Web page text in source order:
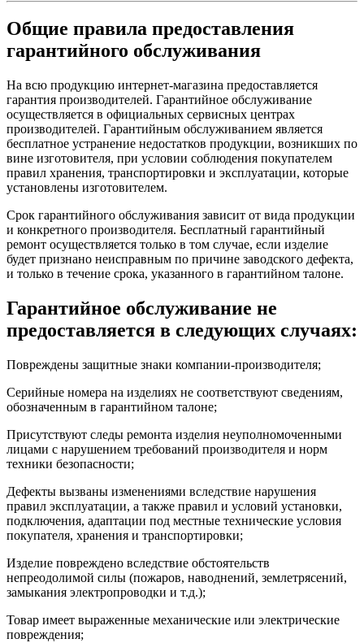
Общие правила предоставления
гарантийного обслуживания
На всю продукцию интернет-магазина предоставляется
гарантия производителей. Гарантийное обслуживание
осуществляется в официальных сервисных центрах
производителей. Гарантийным обслуживанием является
бесплатное устранение недостатков продукции, возникших по
вине изготовителя, при условии соблюдения покупателем
правил хранения, транспортировки и эксплуатации, которые
установлены изготовителем.
Срок гарантийного обслуживания зависит от вида продукции
и конкретного производителя. Бесплатный гарантийный
ремонт осуществляется только в том случае, если изделие
будет признано неисправным по причине заводского дефекта,
и только в течение срока, указанного в гарантийном талоне.
Гарантийное обслуживание не
предоставляется в следующих случаях:
Повреждены защитные знаки компании-производителя;
Серийные номера на изделиях не соответствуют сведениям,
обозначенным в гарантийном талоне;
Присутствуют следы ремонта изделия неуполномоченными
лицами с нарушением требований производителя и норм
техники безопасности;
Дефекты вызваны изменениями вследствие нарушения
правил эксплуатации, а также правил и условий установки,
подключения, адаптации под местные технические условия
покупателя, хранения и транспортировки;
Изделие повреждено вследствие обстоятельств
непреодолимой силы (пожаров, наводнений, землетрясений,
замыкания электропроводки и т.д.);
Товар имеет выраженные механические или электрические
повреждения;